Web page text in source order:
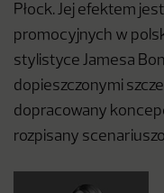
Płock. Jej efektem
promocyjnych w
stylistyce Jamesa
dopieszczonymi
dopracowany
rozpisany